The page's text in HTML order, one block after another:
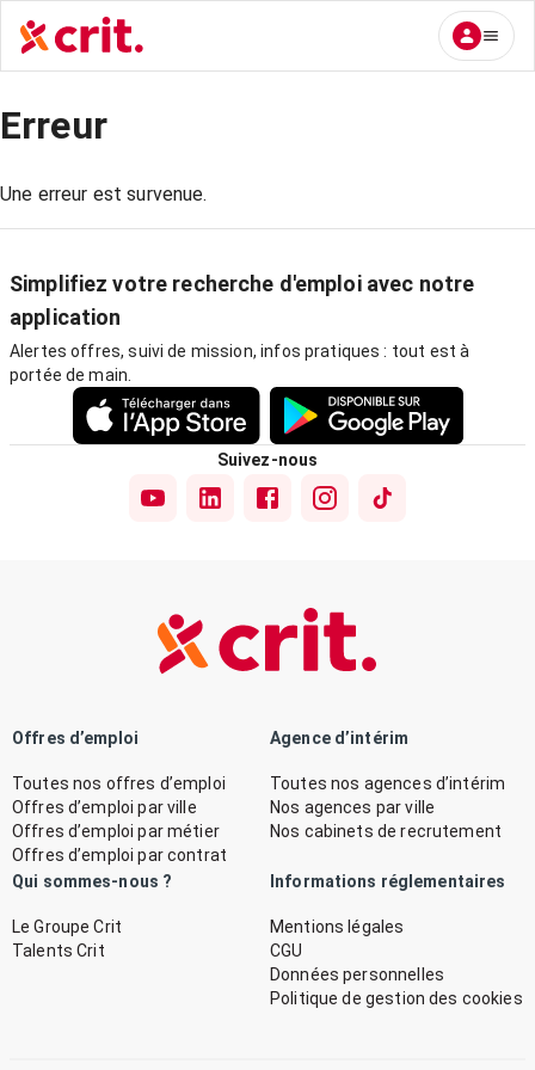
Erreur
Une erreur est survenue.
Simplifiez votre recherche d'emploi avec notre
application
Alertes offres, suivi de mission, infos pratiques : tout est à
portée de main.
Suivez-nous
Offres d’emploi
Toutes nos offres d’emploi
Offres d’emploi par ville
Offres d’emploi par métier
Offres d’emploi par contrat
Agence d’intérim
Toutes nos agences d’intérim
Nos agences par ville
Nos cabinets de recrutement
Qui sommes-nous ?
Le Groupe Crit
Talents Crit
Informations réglementaires
Mentions légales
CGU
Données personnelles
Politique de gestion des cookies